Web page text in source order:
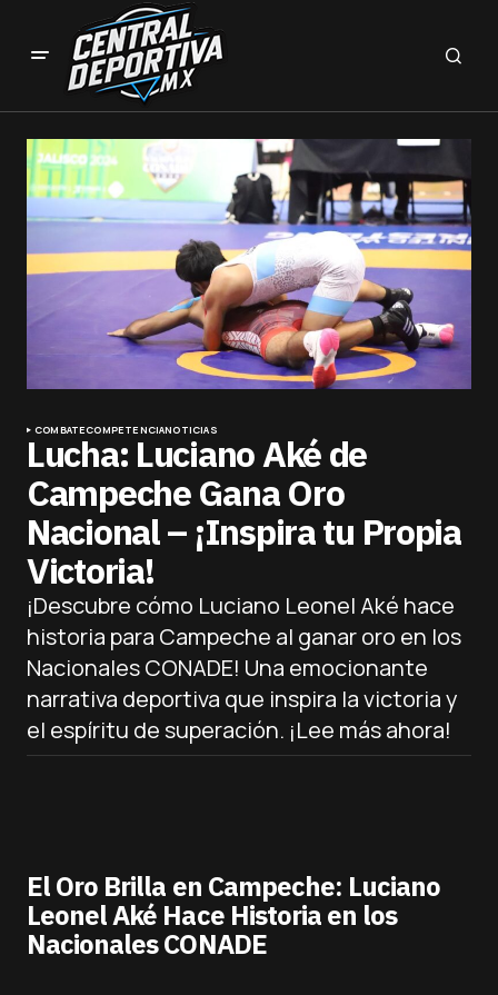
COMBATECOMPETENCIANOTICIAS
Lucha: Luciano Aké de
Campeche Gana Oro
Nacional – ¡Inspira tu Propia
Victoria!
¡Descubre cómo Luciano Leonel Aké hace
historia para Campeche al ganar oro en los
Nacionales CONADE! Una emocionante
narrativa deportiva que inspira la victoria y
el espíritu de superación. ¡Lee más ahora!
El Oro Brilla en Campeche: Luciano
Leonel Aké Hace Historia en los
Nacionales CONADE